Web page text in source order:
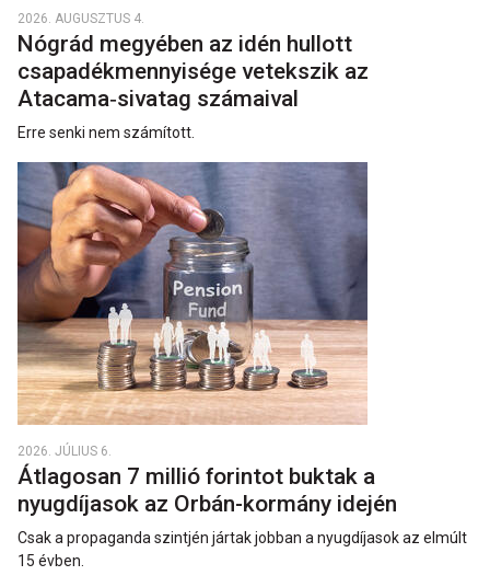
2026. AUGUSZTUS 4.
Nógrád megyében az idén hullott
csapadékmennyisége vetekszik az
Atacama‑sivatag számaival
Erre senki nem számított.
2026. JÚLIUS 6.
Átlagosan 7 millió forintot buktak a
nyugdíjasok az Orbán-kormány idején
Csak a propaganda szintjén jártak jobban a nyugdíjasok az elmúlt
15 évben.